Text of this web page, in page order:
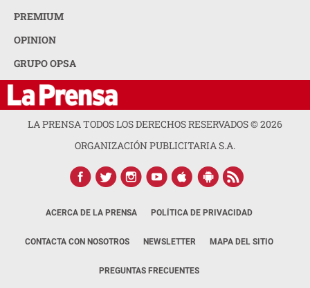
PREMIUM
OPINION
GRUPO OPSA
LA PRENSA TODOS LOS DERECHOS RESERVADOS ©2026
ORGANIZACIÓN PUBLICITARIA S.A.
ACERCA DE LA PRENSA POLÍTICA DE PRIVACIDAD
CONTACTA CON NOSOTROS NEWSLETTER MAPA DEL SITIO
PREGUNTAS FRECUENTES